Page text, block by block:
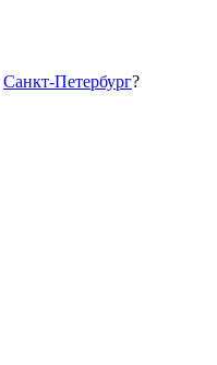
Санкт-Петербург?